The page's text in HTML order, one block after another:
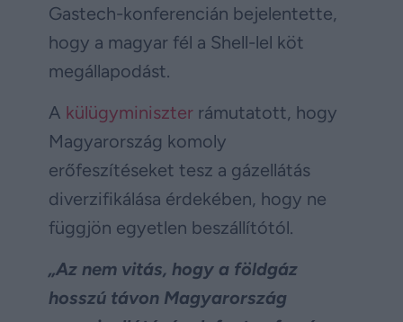
Gastech-konferencián bejelentette,
hogy a magyar fél a Shell-lel köt
megállapodást.
A külügyminiszter rámutatott, hogy
Magyarország komoly
erőfeszítéseket tesz a gázellátás
diverzifikálása érdekében, hogy ne
függjön egyetlen beszállítótól.
„Az nem vitás, hogy a földgáz
hosszú távon Magyarország